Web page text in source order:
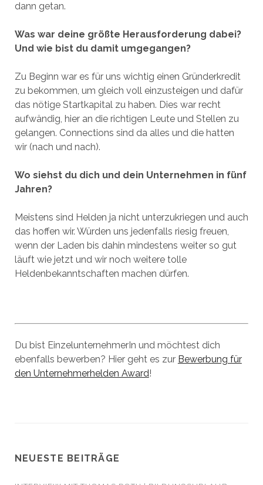
dann getan.
Was war deine größte Herausforderung dabei?
Und wie bist du damit umgegangen?
Zu Beginn war es für uns wichtig einen Gründerkredit
zu bekommen, um gleich voll einzusteigen und dafür
das nötige Startkapital zu haben. Dies war recht
aufwändig, hier an die richtigen Leute und Stellen zu
gelangen. Connections sind da alles und die hatten
wir (nach und nach).
Wo siehst du dich und dein Unternehmen in fünf
Jahren?
Meistens sind Helden ja nicht unterzukriegen und auch
das hoffen wir. Würden uns jedenfalls riesig freuen,
wenn der Laden bis dahin mindestens weiter so gut
läuft wie jetzt und wir noch weitere tolle
Heldenbekanntschaften machen dürfen.
Du bist EinzelunternehmerIn und möchtest dich
ebenfalls bewerben? Hier geht es zur Bewerbung für
den Unternehmerhelden Award!
NEUESTE BEITRÄGE